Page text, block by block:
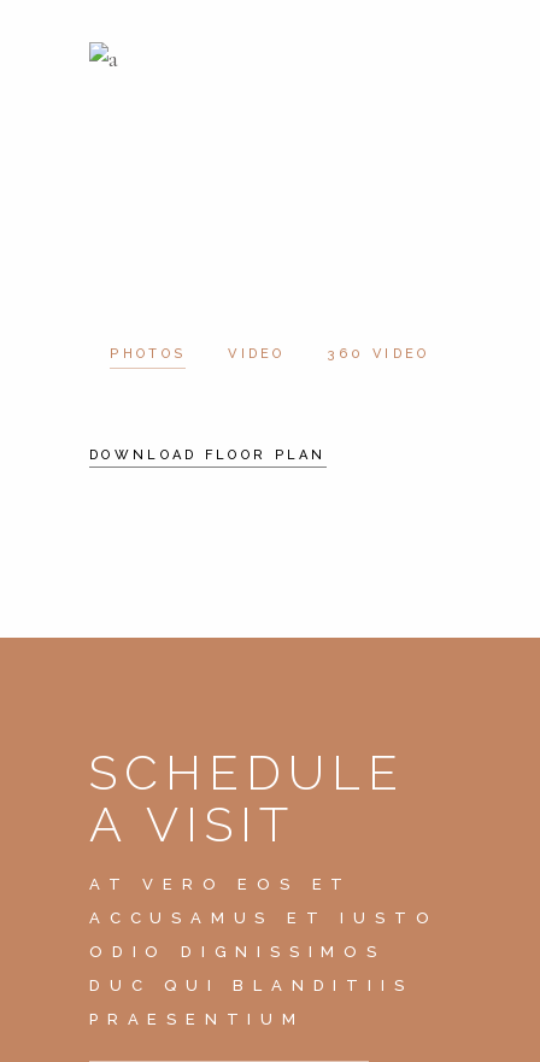
PHOTOS VIDEO 360 VIDEO
DOWNLOAD FLOOR PLAN
SCHEDULE
A VISIT
AT VERO EOS ET
ACCUSAMUS ET IUSTO
ODIO DIGNISSIMOS
DUC QUI BLANDITIIS
PRAESENTIUM